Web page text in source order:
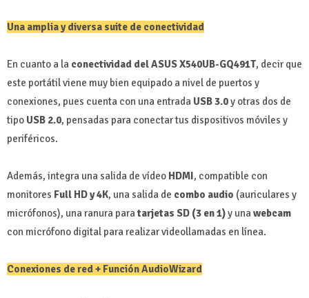
Una amplia y diversa suite de conectividad
En cuanto a la conectividad del ASUS X540UB-GQ491T, decir que
este portátil viene muy bien equipado a nivel de puertos y
conexiones, pues cuenta con una entrada USB 3.0y otras dos de
tipo USB 2.0, pensadas para conectar tus dispositivos móviles y
periféricos.
Además, integra una salida de vídeo HDMI, compatible con
monitores Full HD y 4K, una salida de combo audio (auriculares y
micrófonos), una ranura paratarjetas SD (3 en 1)y unawebcam
con micrófono digital para realizar videollamadas en línea.
Conexiones de red + Función AudioWizard